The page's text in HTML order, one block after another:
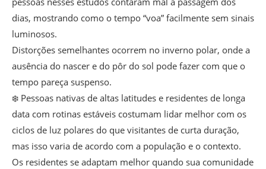
dias, mostrando como o tempo “voa” facilmente sem sinais
luminosos.
Distorções semelhantes ocorrem no inverno polar, onde a
ausência do nascer e do pôr do sol pode fazer com que o
tempo pareça suspenso.
❄️ Pessoas nativas de altas latitudes e residentes de longa
data com rotinas estáveis costumam lidar melhor com os
ciclos de luz polares do que visitantes de curta duração,
mas isso varia de acordo com a população e o contexto.
Os residentes se adaptam melhor quando sua comunidade